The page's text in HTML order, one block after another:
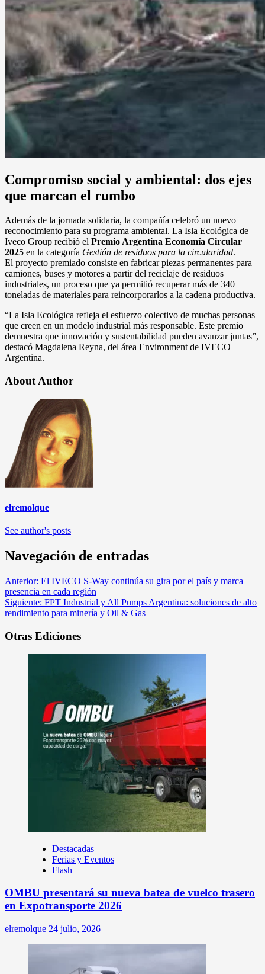
Compromiso social y ambiental: dos ejes
que marcan el rumbo
Además de la jornada solidaria, la compañía celebró un nuevo
reconocimiento para su programa ambiental. La Isla Ecológica de
Iveco Group recibió el Premio Argentina Economía Circular
2025 en la categoría Gestión de residuos para la circularidad.
El proyecto premiado consiste en fabricar piezas permanentes para
camiones, buses y motores a partir del reciclaje de residuos
industriales, un proceso que ya permitió recuperar más de 340
toneladas de materiales para reincorporarlos a la cadena productiva.
“La Isla Ecológica refleja el esfuerzo colectivo de muchas personas
que creen en un modelo industrial más responsable. Este premio
demuestra que innovación y sustentabilidad pueden avanzar juntas”,
destacó Magdalena Reyna, del área Environment de IVECO
Argentina.
About Author
elremolque
See author's posts
Navegación de entradas
Anterior: El IVECO S-Way continúa su gira por el país y marca
presencia en cada región
Siguiente: FPT Industrial y All Pumps Argentina: soluciones de alto
rendimiento para minería y Oil & Gas
Otras Ediciones
Destacadas
Ferias y Eventos
Flash
OMBU presentará su nueva batea de vuelco trasero
en Expotransporte 2026
elremolque 24 julio, 2026